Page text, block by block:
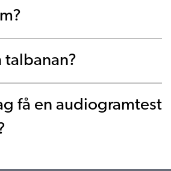
talbanan?
få en audiogramtest